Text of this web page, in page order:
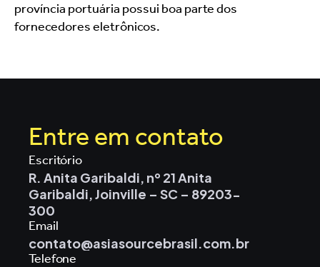
província portuária possui boa parte dos
fornecedores eletrônicos.
Entre em contato
Escritório
R. Anita Garibaldi, nº 21 Anita
Garibaldi, Joinville – SC – 89203-
300
Email
contato@asiasourcebrasil.com.br
Telefone